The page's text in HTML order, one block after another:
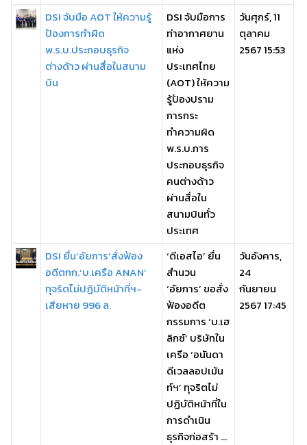
DSI จับมือ AOT ให้ความรู้
ป้องการทำผิด
พ.ร.บ.ประกอบธุรกิจ
ต่างด้าว ผ่านสื่อในสนาม
บิน
DSI จับมือการ
ท่าอากาศยาน
แห่ง
ประเทศไทย
(AOT) ให้ความ
รู้ป้องปราม
การกระ
ทำความผิด
พ.ร.บ.การ
ประกอบธุรกิจ
คนต่างด้าว
ผ่านสื่อใน
สนามบินทั่ว
ประเทศ
วันศุกร์, 11
ตุลาคม
2567 15:53
DSI ยื่น‘อัยการ’สั่งฟ้อง
อดีตกก.‘บ.เครือ ANAN’
ทุจริตไม่ปฏิบัติหน้าที่ฯ-
เสียหาย 996 ล.
‘ดีเอสไอ’ ยื่น
สำนวน
‘อัยการ’ ขอสั่ง
ฟ้องอดีต
กรรมการ ‘บ.เฮ
ลิกซ์’ บริษัทใน
เครือ ‘อนันดา
ดีเวลลอปเม้น
ท์ฯ’ ทุจริตไม่
ปฏิบัติหน้าที่ใน
การดำเนิน
ธุรกิจก่อสร้า ...
วันอังคาร,
24
กันยายน
2567 17:45